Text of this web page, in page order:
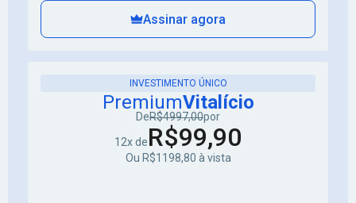
Assinar agora
INVESTIMENTO ÚNICO
PremiumVitalício
DeR$4997,00por
12x deR$99,90
Ou R$1198,80 à vista